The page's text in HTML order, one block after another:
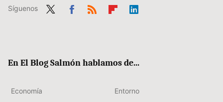
Síguenos
En El Blog Salmón hablamos de...
Economía Entorno